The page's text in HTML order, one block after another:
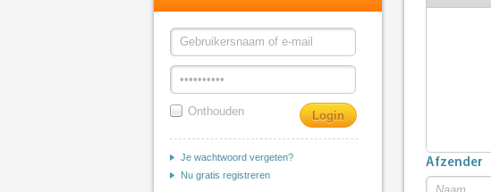
Onthouden
Je wachtwoord vergeten?
Nu gratis registreren
Afzender